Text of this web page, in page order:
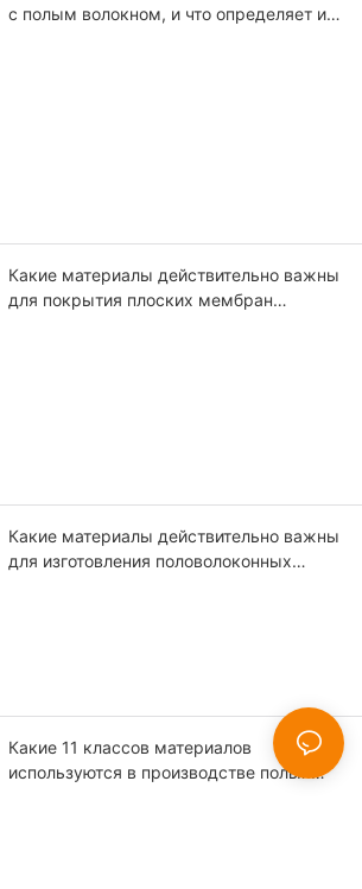
с полым волокном, и что определяет их
Какие материалы действительно важны
для покрытия плоских мембран
Какие материалы действительно важны
для изготовления половолоконных
Какие 11 классов материалов
используются в производстве полых